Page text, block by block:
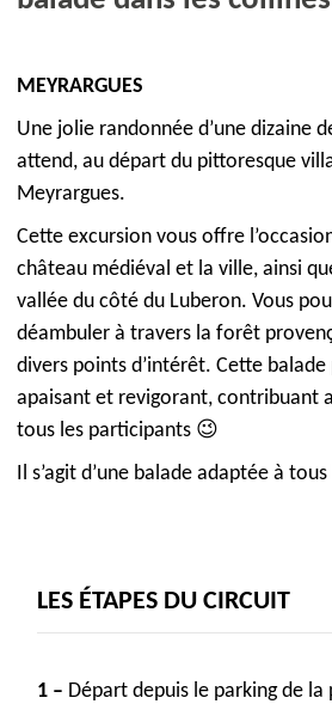
MEYRARGUES
Une jolie randonnée d’une dizaine
attend, au départ du pittoresque
Meyrargues.
Cette excursion vous offre
château médiéval et la ville, ainsi
vallée du côté du Luberon. Vous
déambuler à travers la forêt
divers points d’intérêt. Cette balade
apaisant et revigorant, contribuant
tous les participants😉
Il s’agit d’une balade adaptée à
LES ÉTAPES DU CIRCUIT
1 – Départ depuis le parking de la